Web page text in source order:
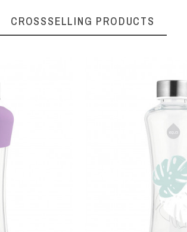
CROSSSELLING PRODUCTS